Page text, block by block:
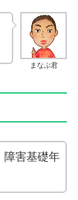
まなぶ君
障害基礎年